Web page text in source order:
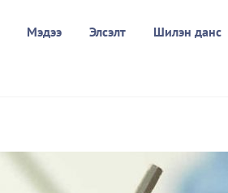
Мэдээ Элсэлт Шилэн данс